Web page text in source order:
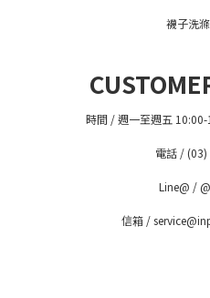
襪子洗
時間 / 週一至週五 10:00-
電話 /
Line@ /
信箱 /